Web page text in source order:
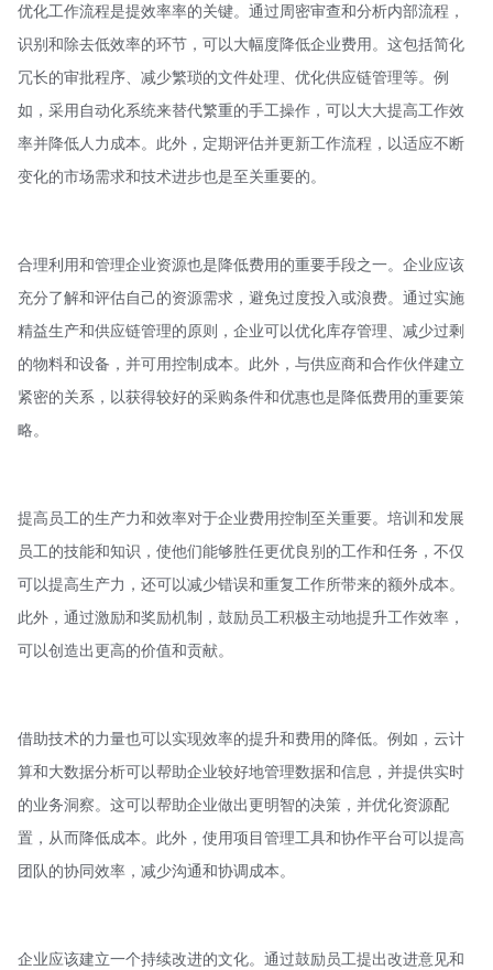
优化工作流程是提效率率的关键。通过周密审查和分析内部流程，
识别和除去低效率的环节，可以大幅度降低企业费用。这包括简化
冗长的审批程序、减少繁琐的文件处理、优化供应链管理等。例
如，采用自动化系统来替代繁重的手工操作，可以大大提高工作效
率并降低人力成本。此外，定期评估并更新工作流程，以适应不断
变化的市场需求和技术进步也是至关重要的。
合理利用和管理企业资源也是降低费用的重要手段之一。企业应该
充分了解和评估自己的资源需求，避免过度投入或浪费。通过实施
精益生产和供应链管理的原则，企业可以优化库存管理、减少过剩
的物料和设备，并可用控制成本。此外，与供应商和合作伙伴建立
紧密的关系，以获得较好的采购条件和优惠也是降低费用的重要策
略。
提高员工的生产力和效率对于企业费用控制至关重要。培训和发展
员工的技能和知识，使他们能够胜任更优良别的工作和任务，不仅
可以提高生产力，还可以减少错误和重复工作所带来的额外成本。
此外，通过激励和奖励机制，鼓励员工积极主动地提升工作效率，
可以创造出更高的价值和贡献。
借助技术的力量也可以实现效率的提升和费用的降低。例如，云计
算和大数据分析可以帮助企业较好地管理数据和信息，并提供实时
的业务洞察。这可以帮助企业做出更明智的决策，并优化资源配
置，从而降低成本。此外，使用项目管理工具和协作平台可以提高
团队的协同效率，减少沟通和协调成本。
企业应该建立一个持续改进的文化。通过鼓励员工提出改进意见和